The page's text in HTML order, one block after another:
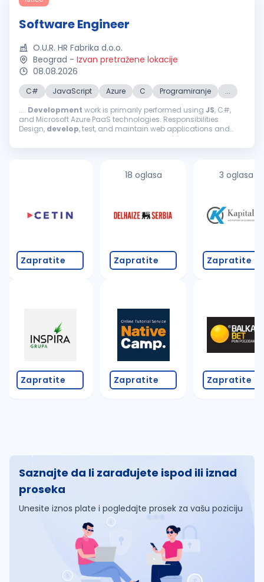
Software Engineer
O.U.R. HR Fabrika d.o.o.
Beograd - Izvan pretražene lokacije
08.08.2026
C# JavaScript Azure C Programiranje
...
.... Development work is primarily performed using JS, C#,
and Microsoft Azure PaaS technologies. Responsibilities
Design, develop, test, and maintain web applications and
implementation of end...
Zapratite
Zapratite
18 oglasa
Zapratite
Zapratite
3 oglasa
Zapratite
Zapratite
Saznajte da li zarađujete ispod ili iznad
proseka
Unesite iznos plate i pogledajte prosek za vašu poziciju